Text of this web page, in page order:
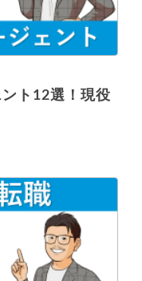
ト12選！現役